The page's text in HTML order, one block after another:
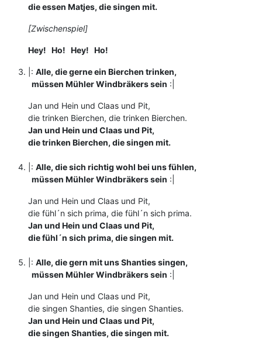
die essen Matjes, die singen mit.
[Zwischenspiel]
Hey! Ho! Hey! Ho!
|: Alle, die gerne ein Bierchen trinken,
müssen Mühler Windbräkers sein :|
Jan und Hein und Claas und Pit,
die trinken Bierchen, die trinken Bierchen.
Jan und Hein und Claas und Pit,
die trinken Bierchen, die singen mit.
|: Alle, die sich richtig wohl bei uns fühlen,
müssen Mühler Windbräkers sein :|
Jan und Hein und Claas und Pit,
die fühl´n sich prima, die fühl´n sich prima.
Jan und Hein und Claas und Pit,
die fühl´n sich prima, die singen mit.
|: Alle, die gern mit uns Shanties singen,
müssen Mühler Windbräkers sein :|
Jan und Hein und Claas und Pit,
die singen Shanties, die singen Shanties.
Jan und Hein und Claas und Pit,
die singen Shanties, die singen mit.